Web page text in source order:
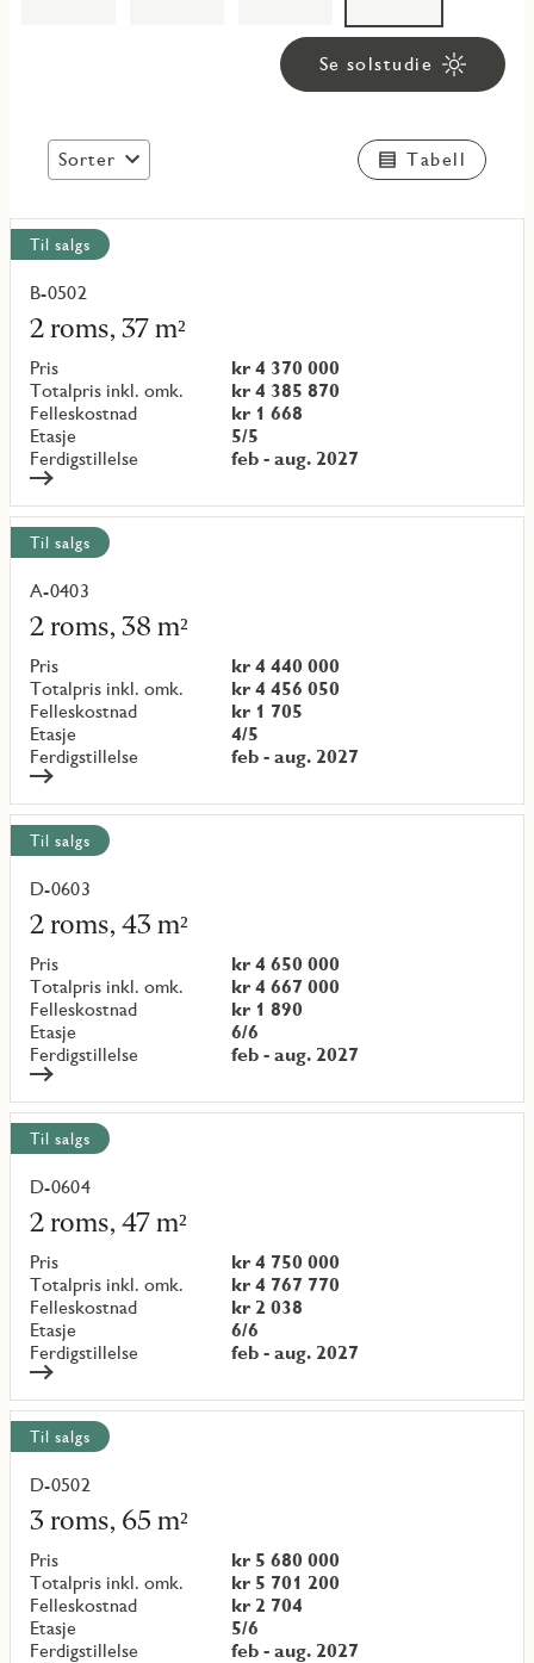
Se solstudie
Sorter Tabell
Vis
alle
objekt
Til salgs
B-0502
2 roms, 37 m²
Pris
kr 4 370 000
Totalpris inkl. omk.
kr 4 385 870
Felleskostnad
kr 1 668
Etasje
5/5
Ferdigstillelse
feb - aug. 2027
Les
mer
om
objekt
{objectNumber}
Til salgs
A-0403
2 roms, 38 m²
Pris
kr 4 440 000
Totalpris inkl. omk.
kr 4 456 050
Felleskostnad
kr 1 705
Etasje
4/5
Ferdigstillelse
feb - aug. 2027
Les
mer
om
objekt
{objectNumber}
Til salgs
D-0603
2 roms, 43 m²
Pris
kr 4 650 000
Totalpris inkl. omk.
kr 4 667 000
Felleskostnad
kr 1 890
Etasje
6/6
Ferdigstillelse
feb - aug. 2027
Les
mer
om
objekt
{objectNumber}
Til salgs
D-0604
2 roms, 47 m²
Pris
kr 4 750 000
Totalpris inkl. omk.
kr 4 767 770
Felleskostnad
kr 2 038
Etasje
6/6
Ferdigstillelse
feb - aug. 2027
Les
mer
om
objekt
{objectNumber}
Til salgs
D-0502
3 roms, 65 m²
Pris
kr 5 680 000
Totalpris inkl. omk.
kr 5 701 200
Felleskostnad
kr 2 704
Etasje
5/6
Ferdigstillelse
feb - aug. 2027
Les
mer
om
objekt
{objectNumber}